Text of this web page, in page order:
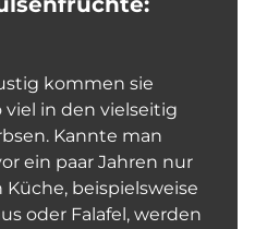
kommen sie
viel in den vielseitig
Kannte man
ein paar Jahren nur
beispielsweise
oder Falafel, werden